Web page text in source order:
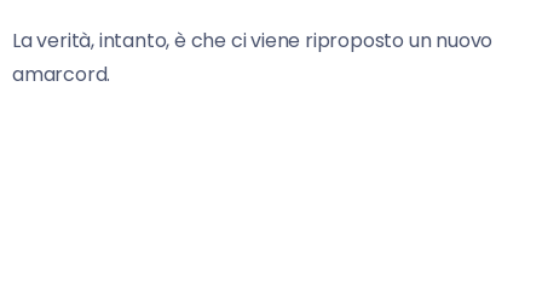
La verità, intanto, è che ci viene riproposto un nuovo
amarcord.